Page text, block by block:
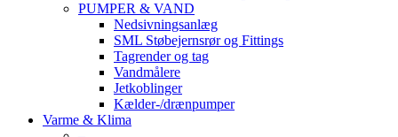
PUMPER & VAND
Nedsivningsanlæg
SML Støbejernsrør og Fittings
Tagrender og tag
Vandmålere
Jetkoblinger
Kælder-/drænpumper
Varme & Klima